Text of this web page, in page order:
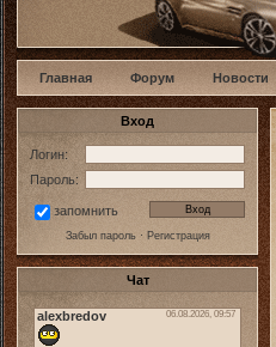
Главная Форум Новости
Вход
Логин:
Пароль:
запомнить
Забыл пароль· Регистрация
Чат